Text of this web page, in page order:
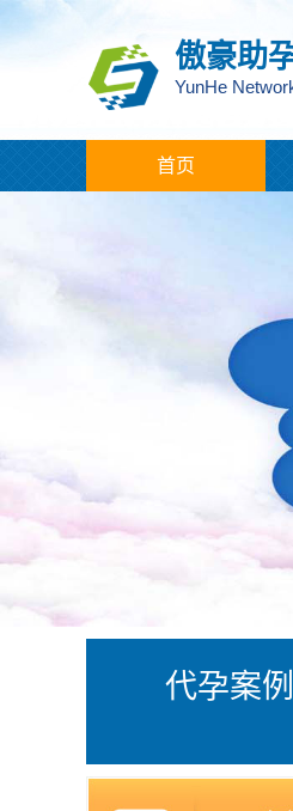
傲豪助
YunHe
首页
代孕案例